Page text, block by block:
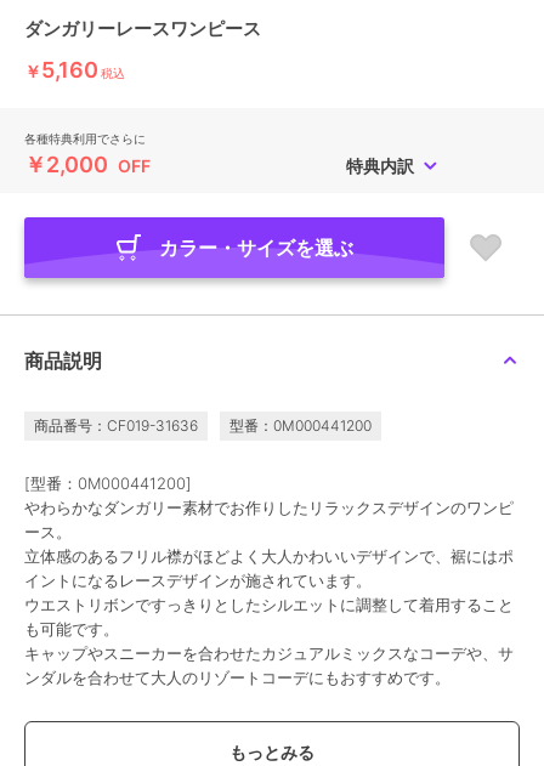
ダンガリーレースワンピース
￥5,160 税込
各種特典利用でさらに
￥2,000 OFF 特典内訳
カラー・サイズを選ぶ
商品説明
商品番号：CF019-31636 型番：0M000441200
[型番：0M000441200]
やわらかなダンガリー素材でお作りしたリラックスデザインのワンピ
ース。
立体感のあるフリル襟がほどよく大人かわいいデザインで、裾にはポ
イントになるレースデザインが施されています。
ウエストリボンですっきりとしたシルエットに調整して着用すること
も可能です。
キャップやスニーカーを合わせたカジュアルミックスなコーデや、サ
ンダルを合わせて大人のリゾートコーデにもおすすめです。
【素材】
肌触りの良いダンガリー素材を使用しております。